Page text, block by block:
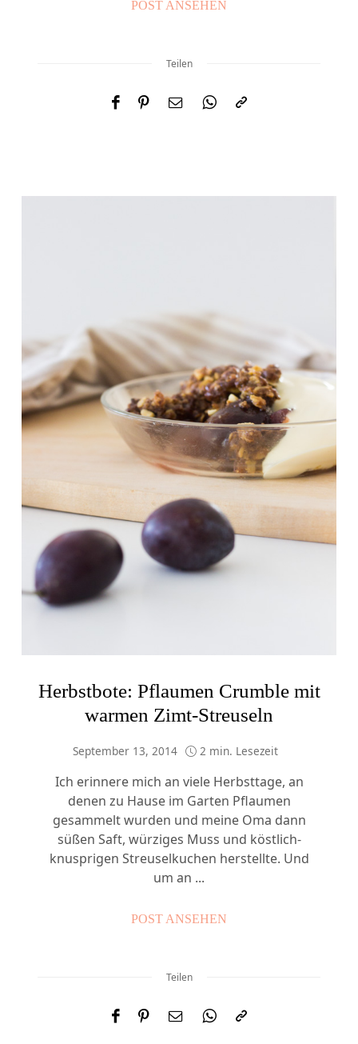
POST ANSEHEN
Teilen
Herbstbote: Pflaumen Crumble mit
warmen Zimt-Streuseln
September 13, 2014 2 min. Lesezeit
Ich erinnere mich an viele Herbsttage, an
denen zu Hause im Garten Pflaumen
gesammelt wurden und meine Oma dann
süßen Saft, würziges Muss und köstlich-
knusprigen Streuselkuchen herstellte. Und
um an ...
POST ANSEHEN
Teilen